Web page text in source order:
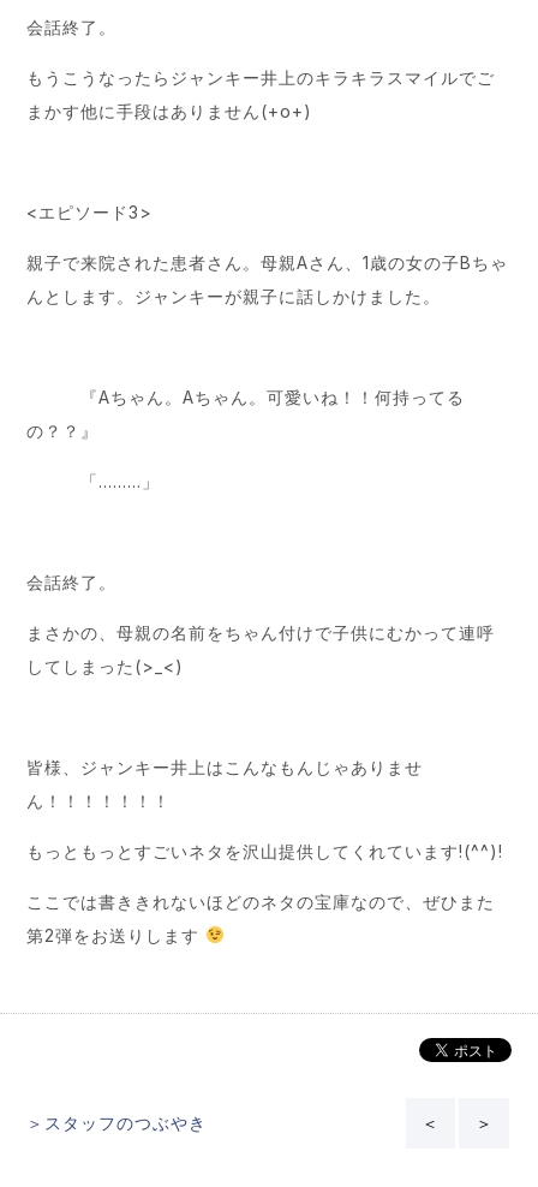
会話終了。
もうこうなったらジャンキー井上のキラキラスマイルでご
まかす他に手段はありません(+o+)
<エピソード3>
親子で来院された患者さん。母親Aさん、1歳の女の子Bちゃ
んとします。ジャンキーが親子に話しかけました。
『Aちゃん。Aちゃん。可愛いね！！何持ってる
の？？』
「………」
会話終了。
まさかの、母親の名前をちゃん付けで子供にむかって連呼
してしまった(>_<)
皆様、ジャンキー井上はこんなもんじゃありませ
ん！！！！！！！
もっともっとすごいネタを沢山提供してくれています!(^^)!
ここでは書ききれないほどのネタの宝庫なので、ぜひまた
第2弾をお送りします
＞スタッフのつぶやき ＜ ＞